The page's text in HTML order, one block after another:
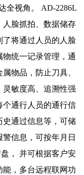
全视角。 AD-2286L
人脸抓拍、数据储存
了将通过人员的人脸
统一记录管理，通
物品，防止刀具、
敏度高、追溯性强
个通行人员的通行信
史通过信息等，可储
信息，可按年月日
， 并可根据客户安
，多台远程联网功